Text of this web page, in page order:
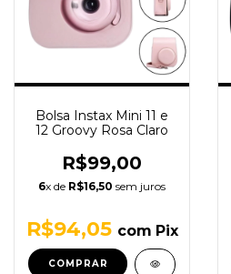
Bolsa Instax Mini 11 e
12 Groovy Rosa Claro
R$99,00
6x de R$16,50 sem juros
R$94,05 com Pix